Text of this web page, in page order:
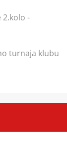
2.kolo -
turnaja klubu